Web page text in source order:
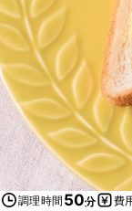
調理時間 50分 費